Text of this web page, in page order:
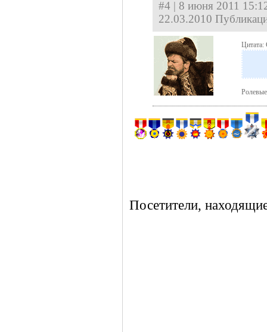
#4 | 8 июня 2011
22.03.2010
Посетители,